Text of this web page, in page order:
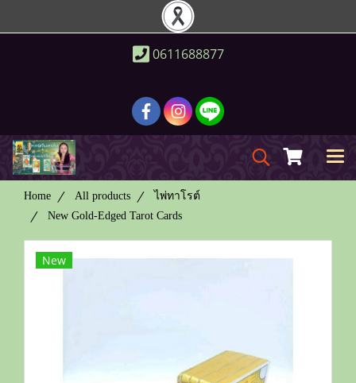
0611688877
Home All products
ไพ่ทาโรต์
New Gold-Edged Tarot Cards
New